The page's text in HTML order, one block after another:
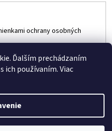
Ďalším prechádzaním
ich používaním. Viac
ochrany osobných
Shoptet